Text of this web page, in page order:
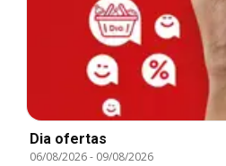
Dia ofertas
06/08/2026- 09/08/2026